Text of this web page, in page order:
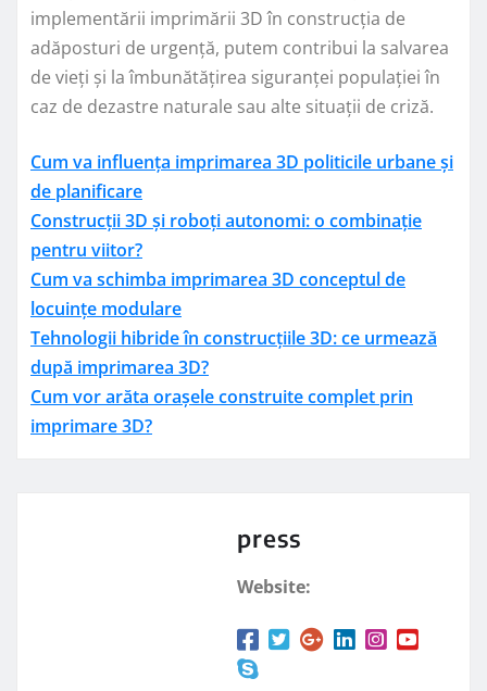
implementării imprimării 3D în construcția de
adăposturi de urgență, putem contribui la salvarea
de vieți și la îmbunătățirea siguranței populației în
caz de dezastre naturale sau alte situații de criză.
Cum va influența imprimarea 3D politicile urbane și
de planificare
Construcții 3D și roboți autonomi: o combinație
pentru viitor?
Cum va schimba imprimarea 3D conceptul de
locuințe modulare
Tehnologii hibride în construcțiile 3D: ce urmează
după imprimarea 3D?
Cum vor arăta orașele construite complet prin
imprimare 3D?
press
Website: